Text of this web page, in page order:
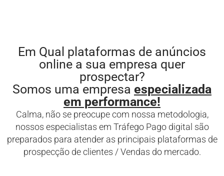
Em Qual plataformas de anúncios
online a sua empresa quer
prospectar?
Somos uma empresa especializada
em performance!
Calma, não se preocupe com nossa metodologia,
nossos especialistas em Tráfego Pago digital são
preparados para atender as principais plataformas de
prospecção de clientes / Vendas do mercado.